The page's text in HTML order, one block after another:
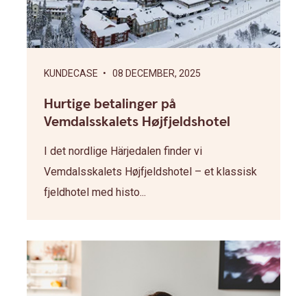
KUNDECASE • 08 DECEMBER, 2025
Hurtige betalinger på
Vemdalsskalets Højfjeldshotel
I det nordlige Härjedalen finder vi
Vemdalsskalets Højfjeldshotel – et klassisk
fjeldhotel med histo...